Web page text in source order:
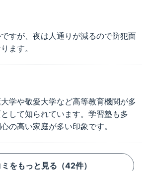
すが、夜は人通りが減るので防犯面
ます。
学や敬愛大学など高等教育機関が多
して知られています。学習塾も多
の高い家庭が多い印象です。
ミをもっと見る（42件）